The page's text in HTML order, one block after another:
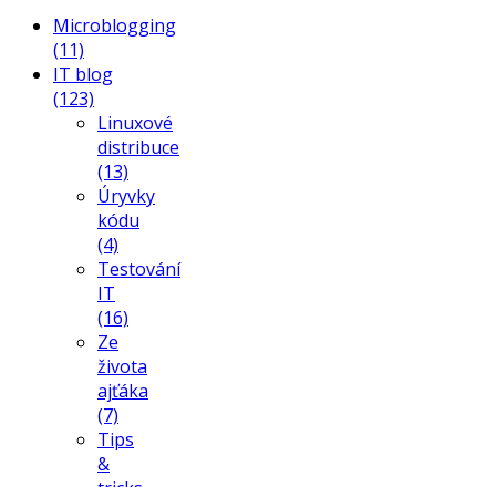
Microblogging
(11)
IT blog
(123)
Linuxové
distribuce
(13)
Úryvky
kódu
(4)
Testování
IT
(16)
Ze
života
ajťáka
(7)
Tips
&